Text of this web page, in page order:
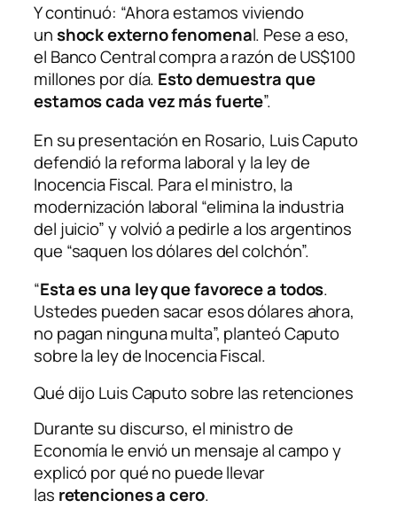
Y continuó: “Ahora estamos viviendo
unshock externo fenomenal. Pese a eso,
el Banco Central compra a razón de US$100
millones por día. Esto demuestra que
estamos cada vez más fuerte”.
En su presentación en Rosario, Luis Caputo
defendió la reforma laboral y la ley de
Inocencia Fiscal. Para el ministro, la
modernización laboral “elimina la industria
del juicio” y volvió a pedirle a los argentinos
que “saquen los dólares del colchón”.
“Esta es una ley que favorece a todos.
Ustedes pueden sacar esos dólares ahora,
no pagan ninguna multa”, planteó Caputo
sobre la ley de Inocencia Fiscal.
Qué dijo Luis Caputo sobre las retenciones
Durante su discurso, el ministro de
Economía le envió un mensaje al campo y
explicó por qué no puede llevar
las retenciones a cero.